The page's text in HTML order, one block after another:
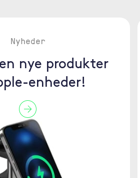
Nyheder
nye produkter
enheder!